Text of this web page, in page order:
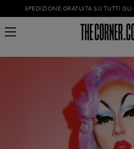
SPEDIZIONE GRATUITA SU TUTTI
Carrello